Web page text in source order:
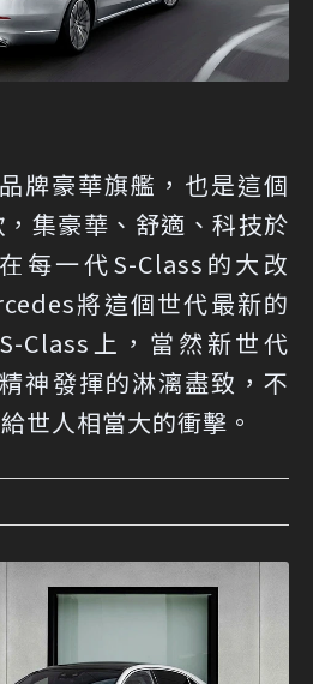
牌豪華旗艦，也是這個
集豪華、舒適、科技於
每一代S-Class的大改
將這個世代最新的
Class上，當然新世代
神發揮的淋漓盡致，不
世人相當大的衝擊。